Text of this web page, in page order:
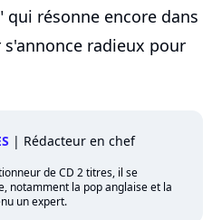
résonne encore dans
radieux pour
| Rédacteur en chef
de CD 2 titres, il se
notamment la pop anglaise et la
un expert.